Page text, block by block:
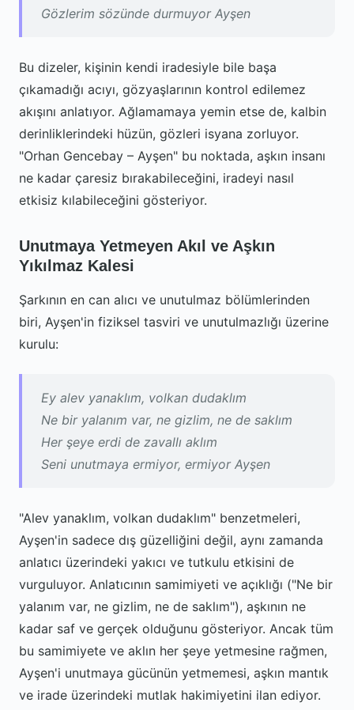
Gözlerim sözünde durmuyor Ayşen
Bu dizeler, kişinin kendi iradesiyle bile başa
çıkamadığı acıyı, gözyaşlarının kontrol edilemez
akışını anlatıyor. Ağlamamaya yemin etse de, kalbin
derinliklerindeki hüzün, gözleri isyana zorluyor.
"Orhan Gencebay – Ayşen" bu noktada, aşkın insanı
ne kadar çaresiz bırakabileceğini, iradeyi nasıl
etkisiz kılabileceğini gösteriyor.
Unutmaya Yetmeyen Akıl ve Aşkın
Yıkılmaz Kalesi
Şarkının en can alıcı ve unutulmaz bölümlerinden
biri, Ayşen'in fiziksel tasviri ve unutulmazlığı üzerine
kurulu:
Ey alev yanaklım, volkan dudaklım
Ne bir yalanım var, ne gizlim, ne de saklım
Her şeye erdi de zavallı aklım
Seni unutmaya ermiyor, ermiyor Ayşen
"Alev yanaklım, volkan dudaklım" benzetmeleri,
Ayşen'in sadece dış güzelliğini değil, aynı zamanda
anlatıcı üzerindeki yakıcı ve tutkulu etkisini de
vurguluyor. Anlatıcının samimiyeti ve açıklığı ("Ne bir
yalanım var, ne gizlim, ne de saklım"), aşkının ne
kadar saf ve gerçek olduğunu gösteriyor. Ancak tüm
bu samimiyete ve aklın her şeye yetmesine rağmen,
Ayşen'i unutmaya gücünün yetmemesi, aşkın mantık
ve irade üzerindeki mutlak hakimiyetini ilan ediyor.